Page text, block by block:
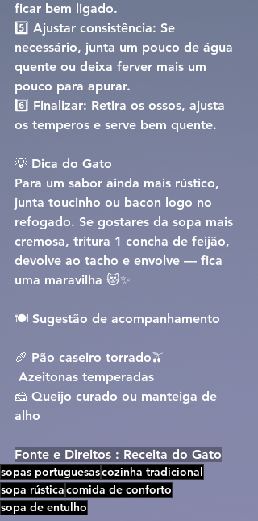
ficar bem ligado.
5️⃣ Ajustar consistência: Se
necessário, junta um pouco de água
quente ou deixa ferver mais um
pouco para apurar.
6️⃣ Finalizar: Retira os ossos, ajusta
os temperos e serve bem quente.
💡 Dica do Gato
Para um sabor ainda mais rústico,
junta toucinho ou bacon logo no
refogado. Se gostares da sopa mais
cremosa, tritura 1 concha de feijão,
devolve ao tacho e envolve — fica
uma maravilha 😻✨
🍽️ Sugestão de acompanhamento
🥖 Pão caseiro torrado🫒
Azeitonas temperadas
🧀 Queijo curado ou manteiga de
alho
Fonte e Direitos : Receita do Gato
sopas portuguesascozinha tradicional
sopa rústicacomida de conforto
sopa de entulho